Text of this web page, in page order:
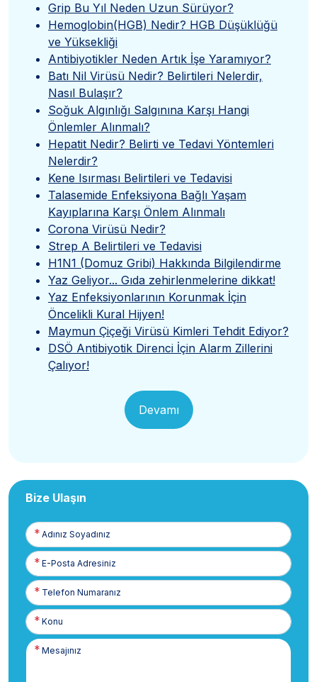
Grip Bu Yıl Neden Uzun Sürüyor?
Hemoglobin(HGB) Nedir? HGB Düşüklüğü
ve Yüksekliği
Antibiyotikler Neden Artık İşe Yaramıyor?
Batı Nil Virüsü Nedir? Belirtileri Nelerdir,
Nasıl Bulaşır?
Soğuk Algınlığı Salgınına Karşı Hangi
Önlemler Alınmalı?
Hepatit Nedir? Belirti ve Tedavi Yöntemleri
Nelerdir?
Kene Isırması Belirtileri ve Tedavisi
Talasemide Enfeksiyona Bağlı Yaşam
Kayıplarına Karşı Önlem Alınmalı
Corona Virüsü Nedir?
Strep A Belirtileri ve Tedavisi
H1N1 (Domuz Gribi) Hakkında Bilgilendirme
Yaz Geliyor... Gıda zehirlenmelerine dikkat!
Yaz Enfeksiyonlarının Korunmak İçin
Öncelikli Kural Hijyen!
Maymun Çiçeği Virüsü Kimleri Tehdit Ediyor?
DSÖ Antibiyotik Direnci İçin Alarm Zillerini
Çalıyor!
Devamı
Bize Ulaşın
Adınız
Soyadınız
E-
Posta
Telefon
Numaranız